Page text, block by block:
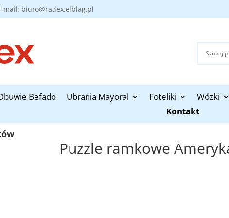
mail: biuro@radex.elblag.pl
Befado Ubrania Mayoral Foteliki Wózki
Kontakt
Puzzle ramkowe